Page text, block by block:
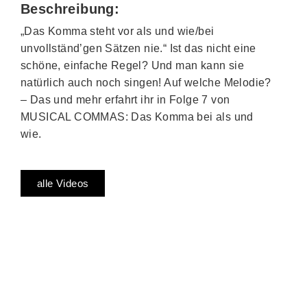
Beschreibung:
„Das Komma steht vor als und wie/bei
unvollständ’gen Sätzen nie.“ Ist das nicht eine
schöne, einfache Regel? Und man kann sie
natürlich auch noch singen! Auf welche Melodie?
– Das und mehr erfahrt ihr in Folge 7 von
MUSICAL COMMAS: Das Komma bei als und
wie.
alle Videos